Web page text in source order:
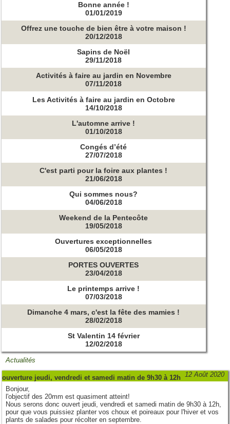
Bonne année !
01/01/2019
Offrez une touche de bien être à votre maison !
20/12/2018
Sapins de Noël
29/11/2018
Activités à faire au jardin en Novembre
07/11/2018
Les Activités à faire au jardin en Octobre
14/10/2018
L'automne arrive !
01/10/2018
Congés d’été
27/07/2018
C'est parti pour la foire aux plantes !
21/06/2018
Qui sommes nous?
04/06/2018
Weekend de la Pentecôte
19/05/2018
Ouvertures exceptionnelles
06/05/2018
PORTES OUVERTES
23/04/2018
Le printemps arrive !
07/03/2018
Dimanche 4 mars, c'est la fête des mamies !
28/02/2018
St Valentin 14 février
12/02/2018
Actualités
12 Août 2020
ouverture jeudi, vendredi et samedi matin de 9h30 à 12h
Bonjour,
l'objectif des 20mm est quasiment atteint!
Nous serons donc ouvert jeudi, vendredi et samedi matin de 9h30 à 12h,
pour que vous puissiez planter vos choux et poireaux pour l'hiver et vos
plants de salades pour récolter en septembre.